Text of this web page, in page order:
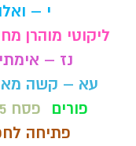
י –
ליקוטי מוהרן
נז –
עא – קשה
פורים
פסח 2015
פתיחה